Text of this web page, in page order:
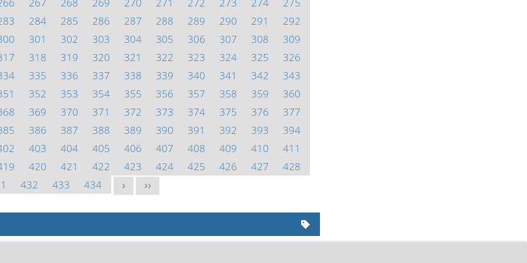
284 285 286 287 288 289 290 291
292
301 302 303 304 305 306 307 308
309
318 319 320 321 322 323 324 325
326
335 336 337 338 339 340 341 342
343
352 353 354 355 356 357 358 359
360
369 370 371 372 373 374 375 376
377
386 387 388 389 390 391 392 393
394
403 404 405 406 407 408 409 410
411
420 421 422 423 424 425 426 427
428
432 433 434 > >>